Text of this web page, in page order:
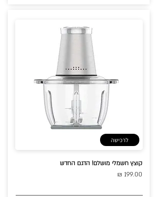
לרכישה
קוצץ חשמלי מושלם! הדגם החדש
199.00 ₪